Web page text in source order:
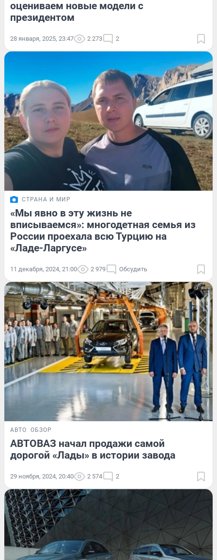
оцениваем новые модели с
президентом
28 января, 2025, 23:47 2 273 2
СТРАНА И МИР
«Мы явно в эту жизнь не
вписываемся»: многодетная семья из
России проехала всю Турцию на
«Ладе-Ларгусе»
11 декабря, 2024, 21:00 2 979 Обсудить
АВТО ОБЗОР
АВТОВАЗ начал продажи самой
дорогой «Лады» в истории завода
29 ноября, 2024, 20:40 2 574 2